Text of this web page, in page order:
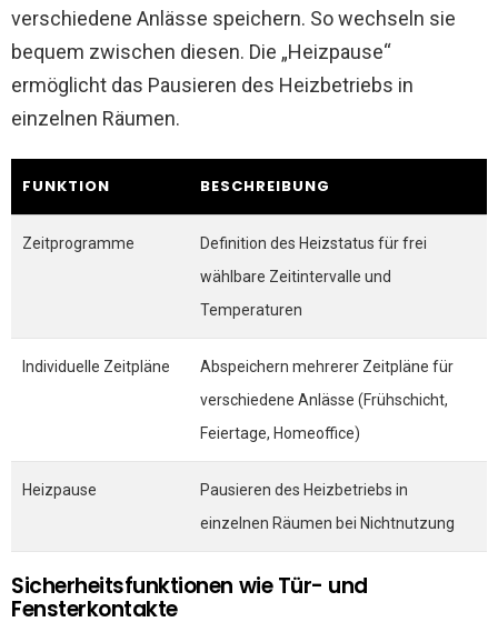
verschiedene Anlässe speichern. So wechseln sie
bequem zwischen diesen. Die „Heizpause“
ermöglicht das Pausieren des Heizbetriebs in
einzelnen Räumen.
FUNKTION BESCHREIBUNG
Zeitprogramme
Definition des Heizstatus für frei
wählbare Zeitintervalle und
Temperaturen
Individuelle Zeitpläne
Abspeichern mehrerer Zeitpläne für
verschiedene Anlässe (Frühschicht,
Feiertage, Homeoffice)
Heizpause
Pausieren des Heizbetriebs in
einzelnen Räumen bei Nichtnutzung
Sicherheitsfunktionen wie Tür- und
Fensterkontakte